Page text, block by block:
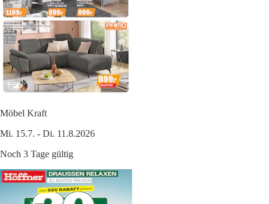
Möbel Kraft
Mi. 15.7. - Di. 11.8.2026
Noch 3 Tage gültig